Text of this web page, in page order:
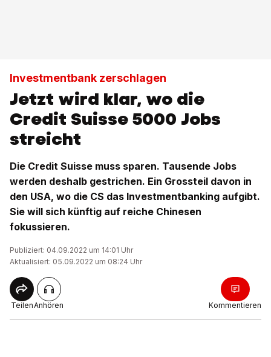
Investmentbank zerschlagen
Jetzt wird klar, wo die
Credit Suisse 5000 Jobs
streicht
Die Credit Suisse muss sparen. Tausende Jobs
werden deshalb gestrichen. Ein Grossteil davon in
den USA, wo die CS das Investmentbanking aufgibt.
Sie will sich künftig auf reiche Chinesen
fokussieren.
Publiziert: 04.09.2022 um 14:01 Uhr
Aktualisiert: 05.09.2022 um 08:24 Uhr
TeilenAnhören Kommentieren